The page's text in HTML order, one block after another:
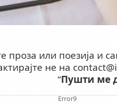
проза или поезија и
не на
“Пушти ме
Error9